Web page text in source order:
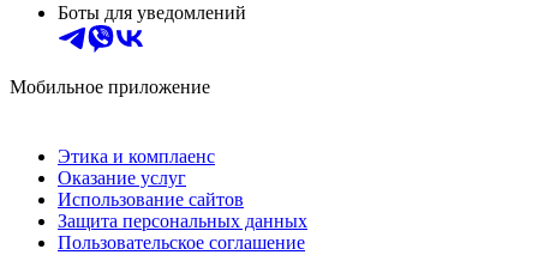
Боты для уведомлений
Мобильное приложение
Этика и комплаенс
Оказание услуг
Использование сайтов
Защита персональных данных
Пользовательское соглашение